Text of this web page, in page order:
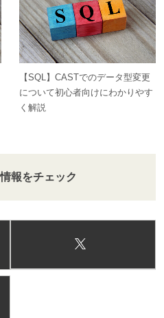
【SQL】CASTでのデータ型変更
について初心者向けにわかりやす
く解説
報をチェック